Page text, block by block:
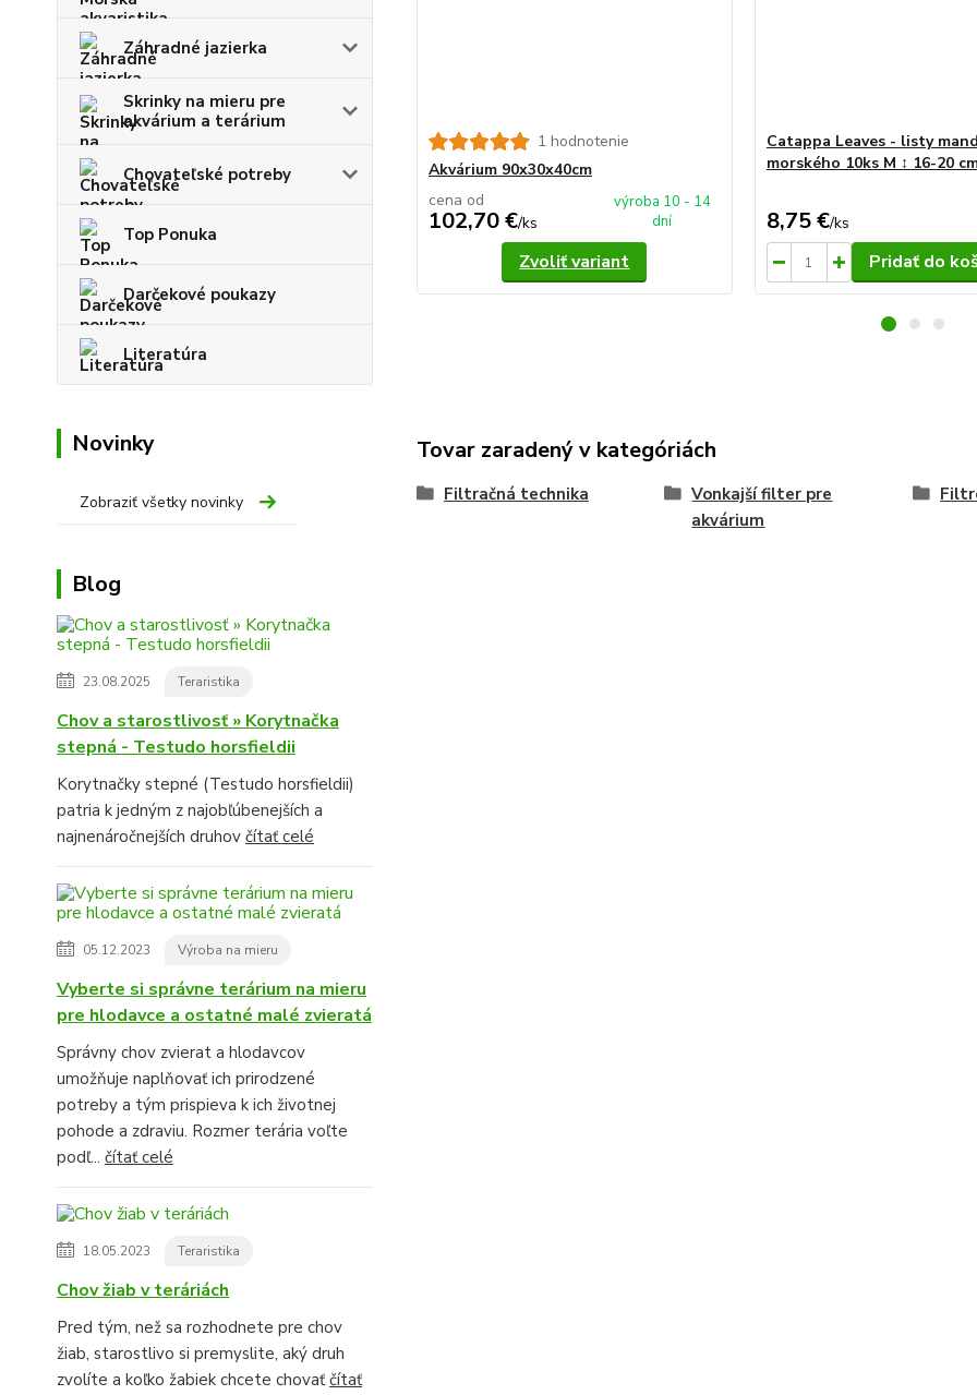
Záhradné jazierka
Skrinky na mieru pre
akvárium a terárium
Chovateľské potreby
Top Ponuka
Darčekové poukazy
Literatúra
Novinky
Zobraziť všetky novinky
Blog
23.08.2025 Teraristika
Chov a starostlivosť » Korytnačka
stepná - Testudo horsfieldii
Korytnačky stepné (Testudo horsfieldii)
patria k jedným z najobľúbenejších a
najnenáročnejších druhov čítať celé
05.12.2023 Výroba na mieru
Vyberte si správne terárium na mieru
pre hlodavce a ostatné malé zvieratá
Správny chov zvierat a hlodavcov
umožňuje naplňovať ich prirodzené
potreby a tým prispieva k ich životnej
pohode a zdraviu. Rozmer terária voľte
podľ... čítať celé
18.05.2023 Teraristika
Chov žiab v teráriách
Pred tým, než sa rozhodnete pre chov
žiab, starostlivo si premyslite, aký druh
zvolíte a koľko žabiek chcete chovaťčítať
1 hodnotenie
Akvárium 90x30x40cm
cena od
102,70 €/ks
výroba 10 - 14
dní
Zvoliť variant
Catappa Leaves - listy
morského 10ks M ↕ 16-20
8,75 €/ks
Pridať do
Tovar zaradený v kategóriách
Filtračná technika
Vonkajší filter pre
akvárium